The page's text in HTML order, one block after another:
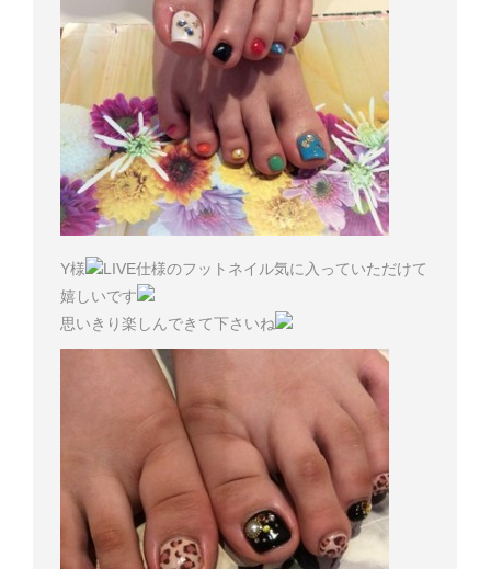
Y様
LIVE仕様のフットネイル気に入っていただけて
嬉しいです
思いきり楽しんできて下さいね